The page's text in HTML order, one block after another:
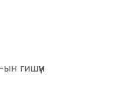
гишүүн